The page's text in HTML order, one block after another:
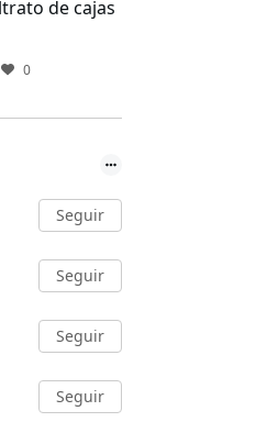
de cajas
0
Seguir
Seguir
Seguir
Seguir